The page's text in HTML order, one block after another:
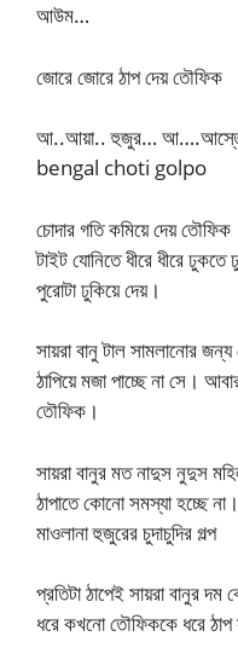
আউম…
জোরে জোরে ঠাপ দেয় তৌফিক
আ..আয়া.. হুজুর… আ….আস্তে…
bengal choti golpo
চোদার গতি কমিয়ে দেয়
টাইট যোনিতে ধীরে ধীরে
পুরোটা ঢুকিয়ে দেয়।
সায়রা বানু টাল সামলানোর
ঠাপিয়ে মজা পাচ্ছে না সে।
তৌফিক।
সায়রা বানুর মত নাদুস নুদুস
ঠাপাতে কোনো সমস্যা হচ্ছে
মাওলানা হুজুরের চুদাচুদির গল্প
প্রতিটা ঠাপেই সায়রা বানুর দম
ধরে কখনো তৌফিককে ধরে ঠাপ